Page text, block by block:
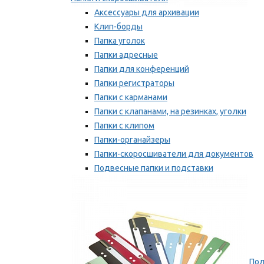
Аксессуары для архивации
Клип-борды
Папка уголок
Папки адресные
Папки для конференций
Папки регистраторы
Папки с карманами
Папки с клапанами, на резинках, уголки
Папки с клипом
Папки-органайзеры
Папки-скоросшиватели для документов
Подвесные папки и подставки